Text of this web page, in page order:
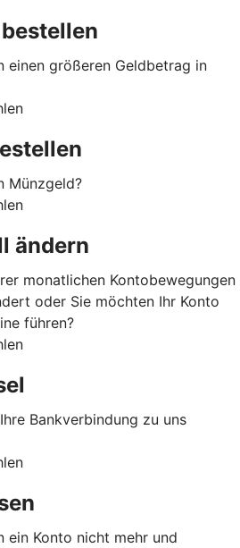
einen größeren Geldbetrag in
Münzgeld?
ändern
monatlichen Kontobewegungen
oder Sie möchten Ihr Konto
führen?
Bankverbindung zu uns
ein Konto nicht mehr und